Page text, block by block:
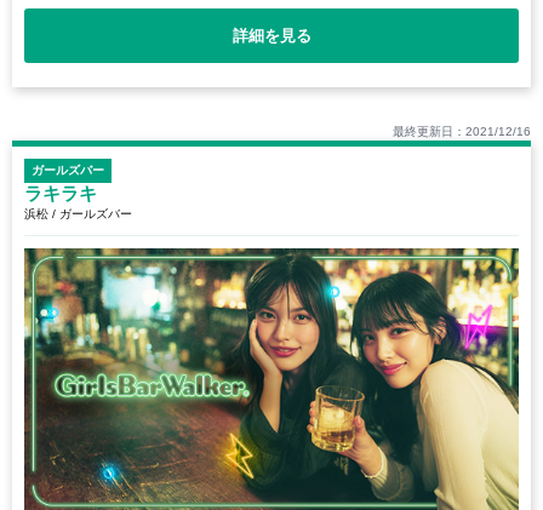
詳細を見る
最終更新日：2021/12/16
ガールズバー
ラキラキ
浜松 / ガールズバー